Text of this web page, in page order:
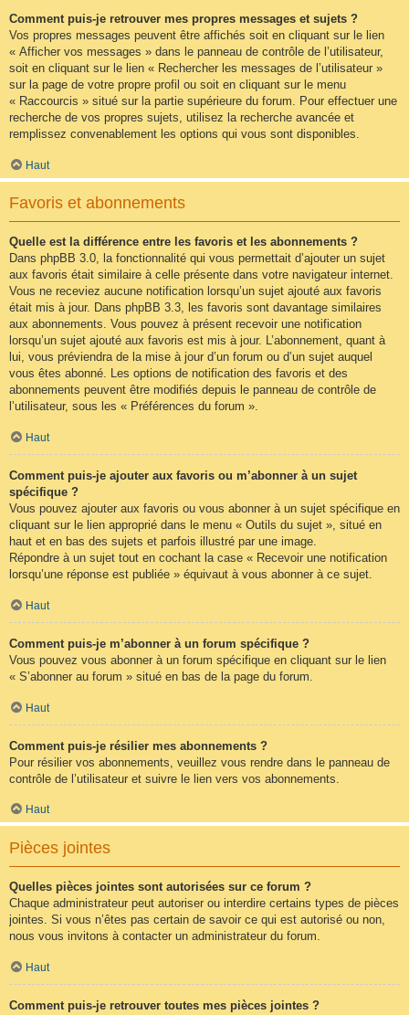
Comment puis-je retrouver mes propres messages et sujets ?
Vos propres messages peuvent être affichés soit en cliquant sur le lien
« Afficher vos messages » dans le panneau de contrôle de l’utilisateur,
soit en cliquant sur le lien « Rechercher les messages de l’utilisateur »
sur la page de votre propre profil ou soit en cliquant sur le menu
« Raccourcis » situé sur la partie supérieure du forum. Pour effectuer une
recherche de vos propres sujets, utilisez la recherche avancée et
remplissez convenablement les options qui vous sont disponibles.
Haut
Favoris et abonnements
Quelle est la différence entre les favoris et les abonnements ?
Dans phpBB 3.0, la fonctionnalité qui vous permettait d’ajouter un sujet
aux favoris était similaire à celle présente dans votre navigateur internet.
Vous ne receviez aucune notification lorsqu’un sujet ajouté aux favoris
était mis à jour. Dans phpBB 3.3, les favoris sont davantage similaires
aux abonnements. Vous pouvez à présent recevoir une notification
lorsqu’un sujet ajouté aux favoris est mis à jour. L’abonnement, quant à
lui, vous préviendra de la mise à jour d’un forum ou d’un sujet auquel
vous êtes abonné. Les options de notification des favoris et des
abonnements peuvent être modifiés depuis le panneau de contrôle de
l’utilisateur, sous les « Préférences du forum ».
Haut
Comment puis-je ajouter aux favoris ou m’abonner à un sujet
spécifique ?
Vous pouvez ajouter aux favoris ou vous abonner à un sujet spécifique en
cliquant sur le lien approprié dans le menu « Outils du sujet », situé en
haut et en bas des sujets et parfois illustré par une image.
Répondre à un sujet tout en cochant la case « Recevoir une notification
lorsqu’une réponse est publiée » équivaut à vous abonner à ce sujet.
Haut
Comment puis-je m’abonner à un forum spécifique ?
Vous pouvez vous abonner à un forum spécifique en cliquant sur le lien
« S’abonner au forum » situé en bas de la page du forum.
Haut
Comment puis-je résilier mes abonnements ?
Pour résilier vos abonnements, veuillez vous rendre dans le panneau de
contrôle de l’utilisateur et suivre le lien vers vos abonnements.
Haut
Pièces jointes
Quelles pièces jointes sont autorisées sur ce forum ?
Chaque administrateur peut autoriser ou interdire certains types de pièces
jointes. Si vous n’êtes pas certain de savoir ce qui est autorisé ou non,
nous vous invitons à contacter un administrateur du forum.
Haut
Comment puis-je retrouver toutes mes pièces jointes ?